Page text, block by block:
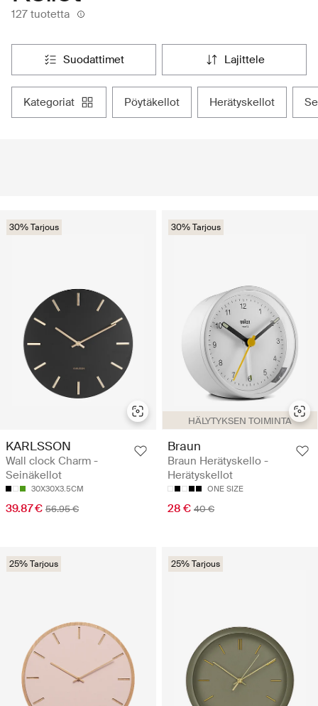
127 tuotetta
suodattimet lajittele
kategoriat pöytäkellot herätyskellot
30% Tarjous
KARLSSON
Wall clock Charm -
Seinäkellot
30X30X3.5CM
39.87 € 56.95 €
HÄLYTYKSEN TOIMINTA
30% Tarjous
Braun
Braun Herätyskello -
Herätyskellot
ONE SIZE
28 € 40 €
25% Tarjous 25% Tarjous